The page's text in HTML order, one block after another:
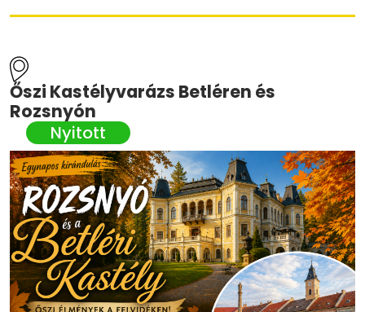
Őszi Kastélyvarázs Betléren és
Rozsnyón